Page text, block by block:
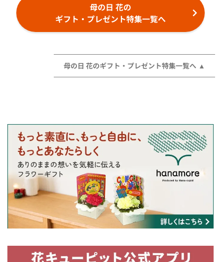
母の日 花の
ギフト・プレゼント特集一覧へ
母の日 花のギフト・プレゼント特集一覧へ